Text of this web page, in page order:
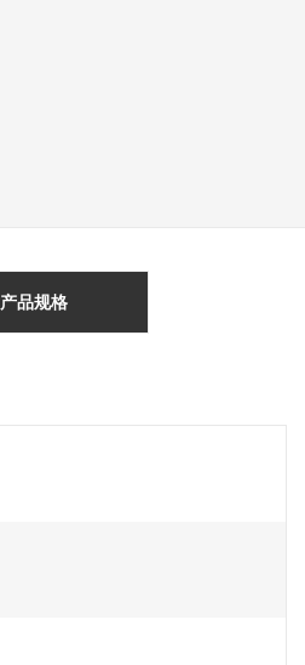
产品规格